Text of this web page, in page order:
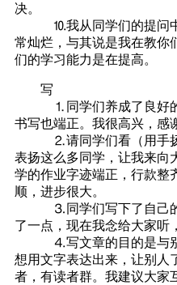
决。
⒑我从同学们的提问中
常灿烂，与其说是我在教你
们的学习能力是在提高。
写
⒈同学们养成了良好的
书写也端正。我很高兴，感
⒉请同学们看（用手扬
表扬这么多同学，让我来向
学的作业字迹端正，行款整
顺，进步很大。
⒊同学们写下了自己的
了一点，现在我念给大家听
⒋写文章的目的是与别
想用文字表达出来，让别人
者，有读者群。我建议大家